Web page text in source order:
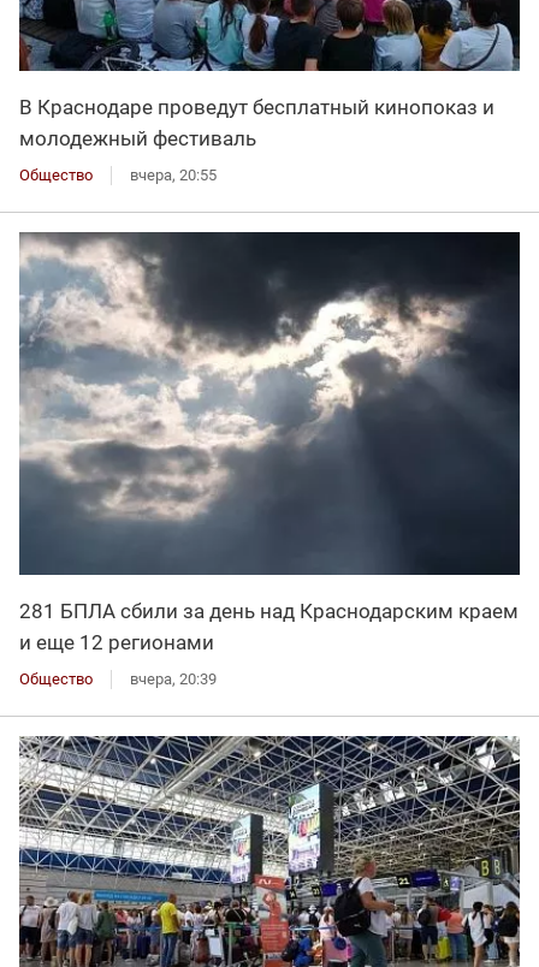
В Краснодаре проведут бесплатный кинопоказ и
молодежный фестиваль
Общество вчера, 20:55
281 БПЛА сбили за день над Краснодарским краем
и еще 12 регионами
Общество вчера, 20:39